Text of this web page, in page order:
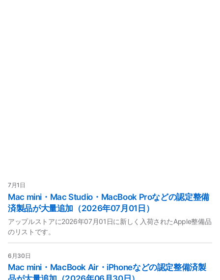
7月1日
Mac mini・Mac Studio・MacBook Proなどの認定整備
済製品が大量追加（2026年07月01日）
アップルストアに2026年07月01日に新しく入荷されたApple整備品
のリストです。
6月30日
Mac mini・MacBook Air・iPhoneなどの認定整備済製